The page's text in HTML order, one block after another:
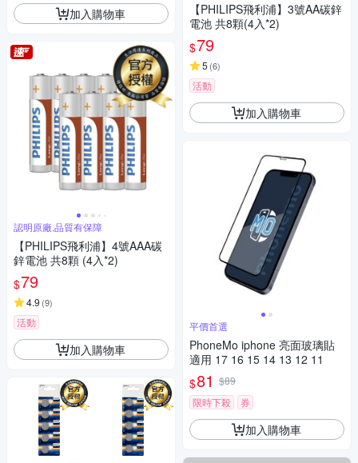
加入購物車
認明原廠,品質有保障
【PHILIPS飛利浦】4號AAA碳
鋅電池 共8顆 (4入*2)
$79
4.9 (9)
活動
加入購物車
【PHILIPS飛利浦】3號AA碳鋅
電池 共8顆(4入*2)
$79
5 (6)
活動
加入購物車
平價首選
PhoneMo iphone 亮面玻璃貼
適用 17 16 15 14 13 12 11
$81 $89
限時下殺
券
加入購物車